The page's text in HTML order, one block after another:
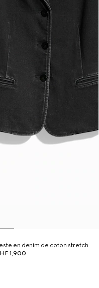
en denim de coton stretch
1,900